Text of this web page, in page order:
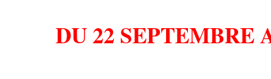
DU 22 SEPTEMBRE